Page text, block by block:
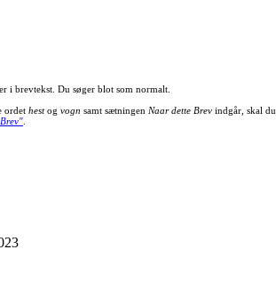
i brevtekst. Du søger blot som normalt.
ordet hestog vogn samt sætningen Naar dette Brevindgår, skal du
.